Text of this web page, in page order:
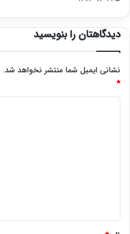
دیدگاهتان را بنویسید
نشانی ایمیل شما منتشر نخواهد شد.
*